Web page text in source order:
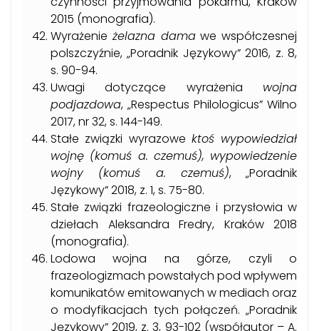
2015 (monografia).
Wyrażenieżelazna damawe współczesnej
polszczyźnie, „Poradnik Językowy” 2016, z. 8,
s. 90-94.
Uwagi dotyczące wyrażenia wojna
podjazdowa, „Respectus Philologicus” Wilno
2017, nr 32, s. 144-149.
Stałe związki wyrazowe ktoś wypowiedział
wojnę (komuś a. czemuś), wypowiedzenie
wojny (komuś a. czemuś), „Poradnik
Językowy” 2018, z. 1, s. 75-80.
Stałe związki frazeologiczne i przysłowia w
dziełach Aleksandra Fredry, Kraków 2018
(monografia).
Lodowa wojna na górze, czyli o
frazeologizmach powstałych pod wpływem
komunikatów emitowanych w mediach oraz
o modyfikacjach tych połączeń. „Poradnik
Językowy” 2019, z. 3, 93-102 (współautor – A.